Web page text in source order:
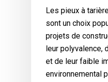
Les pieux à
sont un choix
projets de
leur polyvalence,
et de leur faible
environnemental